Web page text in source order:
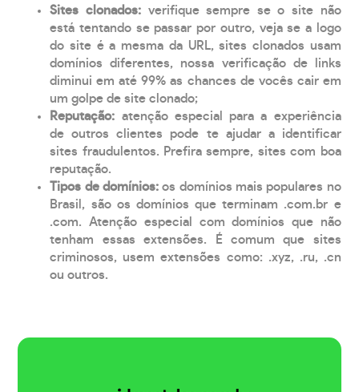
Sites clonados: verifique sempre se o site não
está tentando se passar por outro, veja se a logo
do site é a mesma da URL, sites clonados usam
domínios diferentes, nossa verificação de links
diminui em até 99% as chances de vocês cair em
um golpe de site clonado;
Reputação: atenção especial para a experiência
de outros clientes pode te ajudar a identificar
sites fraudulentos. Prefira sempre, sites com boa
reputação.
Tipos de domínios:os domínios mais populares no
Brasil, são os domínios que terminam .com.br e
.com. Atenção especial com domínios que não
tenham essas extensões. É comum que sites
criminosos, usem extensões como: .xyz, .ru, .cn
ou outros.